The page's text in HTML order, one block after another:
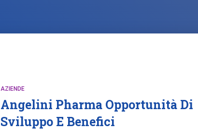
AZIENDE
Angelini Pharma Opportunità Di
Sviluppo E Benefici